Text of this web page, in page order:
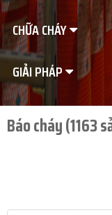
CHỮA CHÁY
GIẢI PHÁP
Báo cháy (1163